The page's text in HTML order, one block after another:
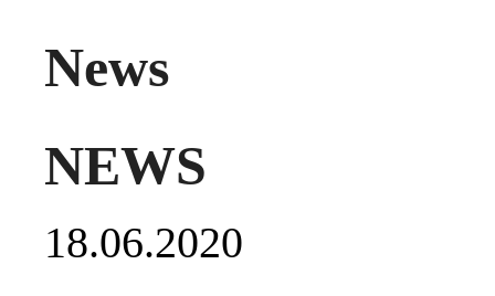
News
NEWS
18.06.2020